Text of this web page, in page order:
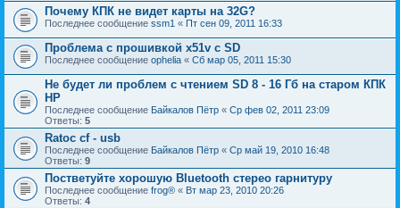
Почему КПК не видет карты на 32G?
Последнее сообщение ssm1 « Пт сен 09, 2011 16:33
Проблема с прошивкой x51v c SD
Последнее сообщение ophelia « Сб мар 05, 2011 15:30
Не будет ли проблем с чтением SD 8 - 16 Гб на старом КПК
HP
Последнее сообщение Байкалов Пётр « Ср фев 02, 2011 23:09
Ответы: 5
Ratoc cf - usb
Последнее сообщение Байкалов Пётр « Ср май 19, 2010 16:48
Ответы: 9
Постветуйте хорошую Bluetooth стерео гарнитуру
Последнее сообщение frog® « Вт мар 23, 2010 20:26
Ответы: 4